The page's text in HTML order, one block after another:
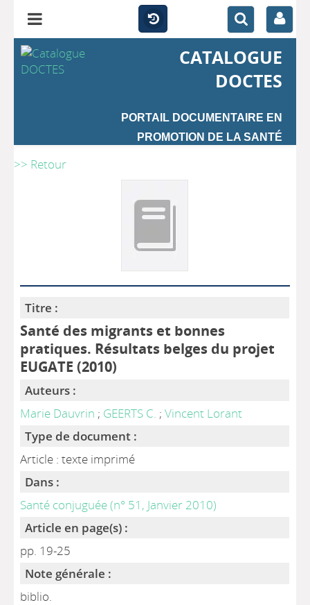
CATALOGUE
DOCTES
PORTAIL DOCUMENTAIRE EN
PROMOTION DE LA SANTÉ
>> Retour
Titre :
Santé des migrants et bonnes
pratiques. Résultats belges du projet
EUGATE (2010)
Auteurs :
Marie Dauvrin ; GEERTS C. ;Vincent Lorant
Type de document :
Article : texte imprimé
Dans :
Santé conjuguée (n° 51, Janvier 2010)
Article en page(s) :
pp. 19-25
Note générale :
biblio.